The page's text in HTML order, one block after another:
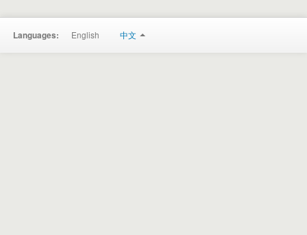
Languages: English 中文